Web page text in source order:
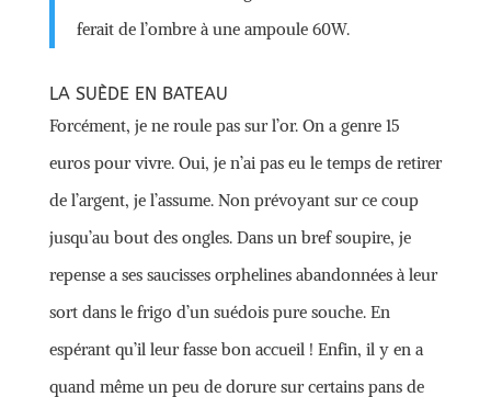
ferait de l’ombre à une ampoule 60W.
LA SUÈDE EN BATEAU
Forcément, je ne roule pas sur l’or. On a genre 15
euros pour vivre. Oui, je n’ai pas eu le temps de retirer
de l’argent, je l’assume. Non prévoyant sur ce coup
jusqu’au bout des ongles. Dans un bref soupire, je
repense a ses saucisses orphelines abandonnées à leur
sort dans le frigo d’un suédois pure souche. En
espérant qu’il leur fasse bon accueil ! Enfin, il y en a
quand même un peu de dorure sur certains pans de